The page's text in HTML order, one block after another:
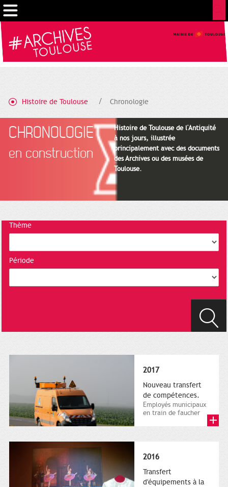
Histoire de Toulouse Chronologie
CHRONOLOGIE
en construction
Histoire de Toulouse de l'Antiquité
à nos jours, illustrée
principalement avec des documents
des Archives ou des musées de
Toulouse.
Thème
Période
2017
Nouveau transfert
de compétences.
Employés municipaux
en train de faucher
2016
Transfert
d'équipements à la
Gestion de vos préférences sur les cookies